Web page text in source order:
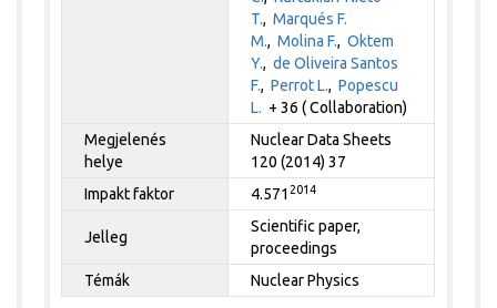
T.,Marqués F.
M.,Molina F.,Oktem
Y.,de Oliveira Santos
F.,Perrot L.,Popescu
L. + 36 ( Collaboration)
Megjelenés
helye
Nuclear Data Sheets
120 (2014) 37
Impakt faktor
4.571 2014
Jelleg
Scientific paper,
proceedings
Témák
Nuclear Physics